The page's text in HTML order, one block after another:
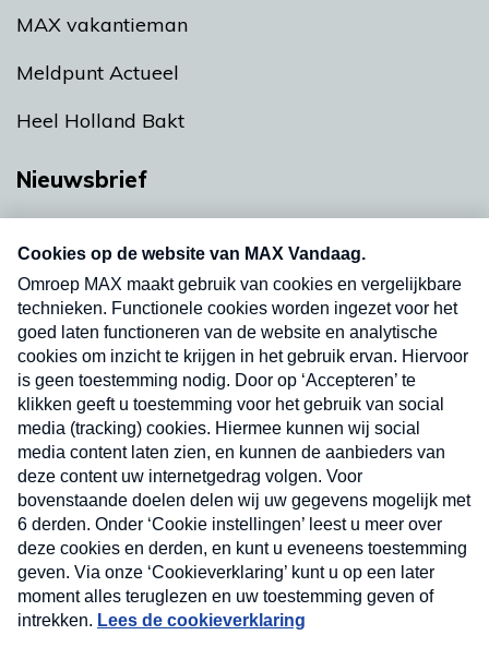
MAX vakantieman
Meldpunt Actueel
Heel Holland Bakt
Nieuwsbrief
nieuwsbrief. Elke vrijdag- en dinsdagochtend in
uw mailbox.
Verzend
Nieuwsbrief
Neem hier een gratis abonnement op onze
nieuwsbrief. Elke vrijdag- en dinsdagochtend in uw